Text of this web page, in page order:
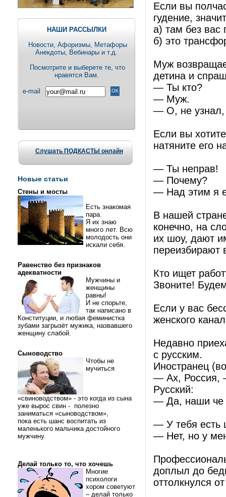
НАШИ РАССЫЛКИ
Новости, Aфоризмы, Метафоры
Анекдоты, Вебинары и т.д.
Посмотрите и выберете те, что
нравятся Вам.
e-mail
Слушать ПОДКАСТЫ онлайн
Новые статьи
Стены и мосты
Есть знакомая
пара.
Я их знаю
много лет. Всю
молодость они
искали себя.
Равенство без признаков
адекватности
Мужчины и
женщины
равны!
И не спорьте,
так написано в
Конституции, и любая феминистка
зубами загрызёт мужика, назвавшего
женщину слабой.
Сыноводство
Чтобы не
мучиться
«свиноводством» - это когда из сына
уже вырос свин - полезно
заниматься «сыноводством»,
пока есть шанс воспитать из
маленького мальчика достойного
мужчину.
Делай только то, что хочешь
Многие
психологи
хором советуют
– делай только
Если вы
гудение,
а) там без вас
б) это
Муж
детина и
— Ты кто?
— Муж.
— О, не узнал,
Если вы
натяните его
— Ты неправ!
— Почему?
— Над этим я
В нашей
конечно, на
их шоу, дают
переизбирают
Кто ищет
Звоните!
Если у вас
женского
Недавно
с русским.
Иностранец
— Ах, Россия,
Русский:
— Да, наши че
— У тебя есть
— Нет, но у
доплыл до
оттолкнулся